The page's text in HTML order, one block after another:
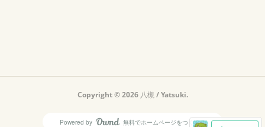
Copyright ©2026 八槻 / Yatsuki.
Powered by 無料でホームページをつくろう